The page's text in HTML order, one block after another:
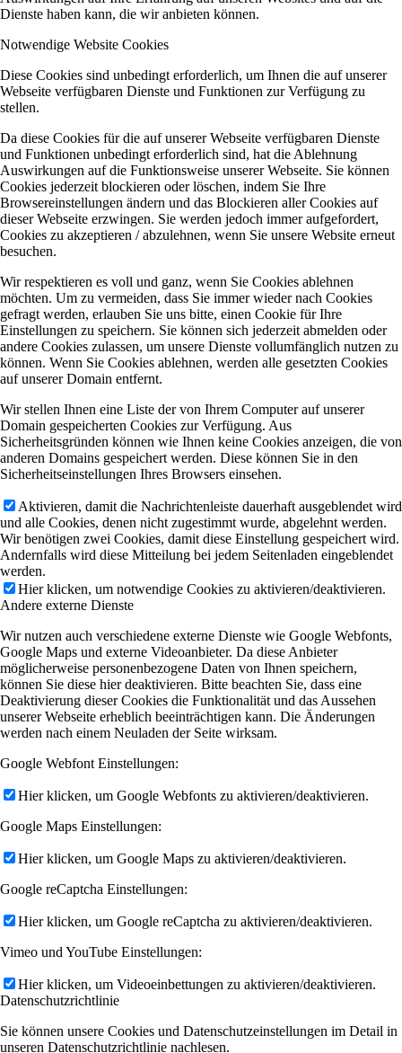
Dienste haben kann, die wir anbieten können.
Notwendige Website Cookies
Diese Cookies sind unbedingt erforderlich, um Ihnen die auf unserer
Webseite verfügbaren Dienste und Funktionen zur Verfügung zu
stellen.
Da diese Cookies für die auf unserer Webseite verfügbaren Dienste
und Funktionen unbedingt erforderlich sind, hat die Ablehnung
Auswirkungen auf die Funktionsweise unserer Webseite. Sie können
Cookies jederzeit blockieren oder löschen, indem Sie Ihre
Browsereinstellungen ändern und das Blockieren aller Cookies auf
dieser Webseite erzwingen. Sie werden jedoch immer aufgefordert,
Cookies zu akzeptieren / abzulehnen, wenn Sie unsere Website erneut
besuchen.
Wir respektieren es voll und ganz, wenn Sie Cookies ablehnen
möchten. Um zu vermeiden, dass Sie immer wieder nach Cookies
gefragt werden, erlauben Sie uns bitte, einen Cookie für Ihre
Einstellungen zu speichern. Sie können sich jederzeit abmelden oder
andere Cookies zulassen, um unsere Dienste vollumfänglich nutzen zu
können. Wenn Sie Cookies ablehnen, werden alle gesetzten Cookies
auf unserer Domain entfernt.
Wir stellen Ihnen eine Liste der von Ihrem Computer auf unserer
Domain gespeicherten Cookies zur Verfügung. Aus
Sicherheitsgründen können wie Ihnen keine Cookies anzeigen, die von
anderen Domains gespeichert werden. Diese können Sie in den
Sicherheitseinstellungen Ihres Browsers einsehen.
Aktivieren, damit die Nachrichtenleiste dauerhaft ausgeblendet wird
und alle Cookies, denen nicht zugestimmt wurde, abgelehnt werden.
Wir benötigen zwei Cookies, damit diese Einstellung gespeichert wird.
Andernfalls wird diese Mitteilung bei jedem Seitenladen eingeblendet
werden.
Hier klicken, um notwendige Cookies zu aktivieren/deaktivieren.
Andere externe Dienste
Wir nutzen auch verschiedene externe Dienste wie Google Webfonts,
Google Maps und externe Videoanbieter. Da diese Anbieter
möglicherweise personenbezogene Daten von Ihnen speichern,
können Sie diese hier deaktivieren. Bitte beachten Sie, dass eine
Deaktivierung dieser Cookies die Funktionalität und das Aussehen
unserer Webseite erheblich beeinträchtigen kann. Die Änderungen
werden nach einem Neuladen der Seite wirksam.
Google Webfont Einstellungen:
Hier klicken, um Google Webfonts zu aktivieren/deaktivieren.
Google Maps Einstellungen:
Hier klicken, um Google Maps zu aktivieren/deaktivieren.
Google reCaptcha Einstellungen:
Hier klicken, um Google reCaptcha zu aktivieren/deaktivieren.
Vimeo und YouTube Einstellungen:
Hier klicken, um Videoeinbettungen zu aktivieren/deaktivieren.
Datenschutzrichtlinie
Sie können unsere Cookies und Datenschutzeinstellungen im Detail in
unseren Datenschutzrichtlinie nachlesen.